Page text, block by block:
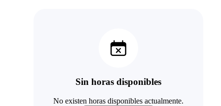
Sin horas disponibles
No existen horas disponibles actualmente.